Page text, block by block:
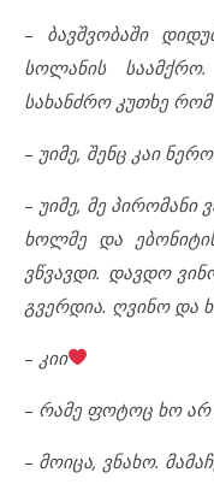
– ბავშვობაში
სოლანის
სახანძრო კუთხე
– უიმე, შენც კაი
– უიმე, მე პირომანი
ხოლმე და
ვწვავდი. დავდო
გვერდია. ღვინო და
– კიი
– რამე ფოტოც ხო არ
– მოიცა, ვნახო.